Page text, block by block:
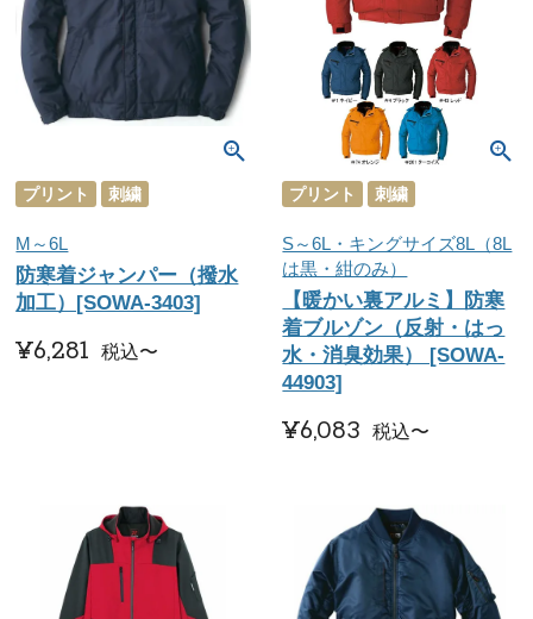
プリント 刺繍
M～6L
防寒着ジャンパー（撥水
加工）[SOWA-3403]
¥6,281 税込〜
プリント 刺繍
S～6L・キングサイズ8L（8L
は黒・紺のみ）
【暖かい裏アルミ】防寒
着ブルゾン（反射・はっ
水・消臭効果） [SOWA-
44903]
¥6,083 税込〜